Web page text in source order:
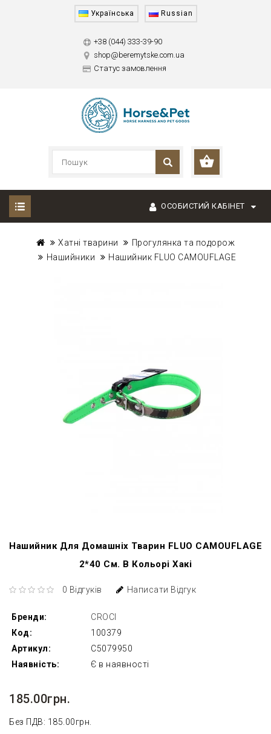
Українська Russian
+38 (044) 333-39-90
shop@beremytske.com.ua
Статус замовлення
ОСОБИСТИЙ КАБІНЕТ
Хатні тварини
Прогулянка та подорож
Нашийники
Нашийник FLUO CAMOUFLAGE
Нашийник Для Домашніх Тварин FLUO CAMOUFLAGE
2*40 См. В Кольорі Хакі
0 Відгуків Написати Відгук
Бренди:
CROCI
Код:
100379
Артикул:
C5079950
Наявність:
Є в наявності
185.00грн.
Без ПДВ: 185.00грн.